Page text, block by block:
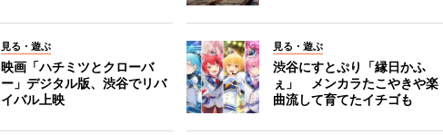
見る・遊ぶ
映画「ハチミツとクローバ
ー」デジタル版、渋谷でリバ
イバル上映
見る・遊ぶ
渋谷にすとぷり「縁日かふ
ぇ」 メンカラたこやきや楽
曲流して育てたイチゴも